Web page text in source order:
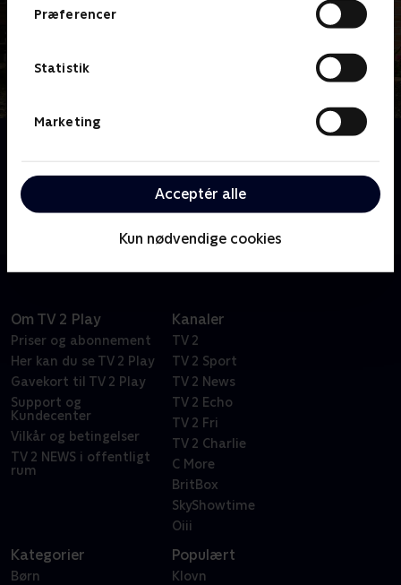
Præferencer
Statistik
Marketing
Acceptér alle
Kun nødvendige cookies
et fællesskab men også i et spil, hvor man høster,
som man sår, og kun én beboer kan tage hjem med
en halv mio kroner.
Om TV 2 Play
Priser og abonnement
Her kan du se TV 2 Play
Gavekort til TV 2 Play
Support og
Kundecenter
Vilkår og betingelser
TV 2 NEWS i offentligt
rum
Kanaler
TV 2
TV 2 Sport
TV 2 News
TV 2 Echo
TV 2 Fri
TV 2 Charlie
C More
BritBox
SkyShowtime
Oiii
Kategorier
Børn
Populært
Klovn